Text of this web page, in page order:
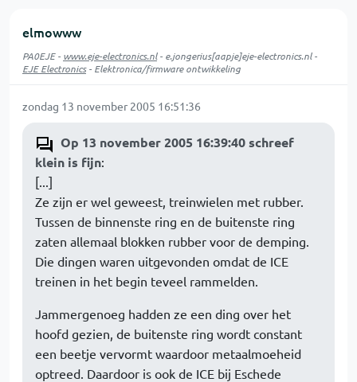
elmowww
PA0EJE - www.eje-electronics.nl- e.jongerius[aapje]eje-electronics.nl -
EJE Electronics- Elektronica/firmware ontwikkeling
zondag 13 november 2005 16:51:36
Op 13 november 2005 16:39:40 schreef
klein is fijn:
[...]
Ze zijn er wel geweest, treinwielen met rubber.
Tussen de binnenste ring en de buitenste ring
zaten allemaal blokken rubber voor de demping.
Die dingen waren uitgevonden omdat de ICE
treinen in het begin teveel rammelden.
Jammergenoeg hadden ze een ding over het
hoofd gezien, de buitenste ring wordt constant
een beetje vervormt waardoor metaalmoeheid
optreed. Daardoor is ook de ICE bij Eschede